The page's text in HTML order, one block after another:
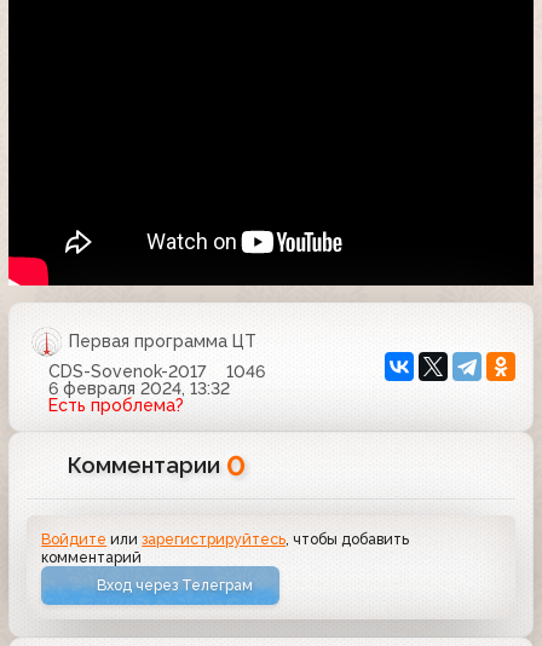
Первая программа ЦТ
CDS-Sovenok-2017
1046
6 февраля 2024, 13:32
Есть проблема?
Комментарии 0
Войдите илизарегистрируйтесь , чтобы добавить
комментарий
Вход через Телеграм